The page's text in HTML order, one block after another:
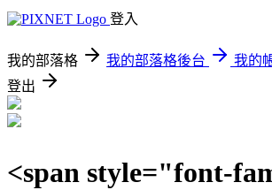
登入
我的部落格 我的部落格後台
我的
登出
<span style="font-